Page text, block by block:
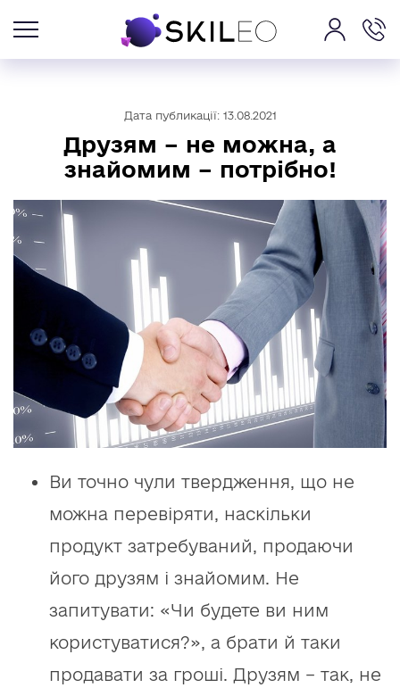
Дата публикації: 13.08.2021
Друзям – не можна, а
знайомим – потрібно!
Ви точно чули твердження, що не
можна перевіряти, наскільки
продукт затребуваний, продаючи
його друзям і знайомим. Не
запитувати: «Чи будете ви ним
користуватися?», а брати й таки
продавати за гроші. Друзям – так, не